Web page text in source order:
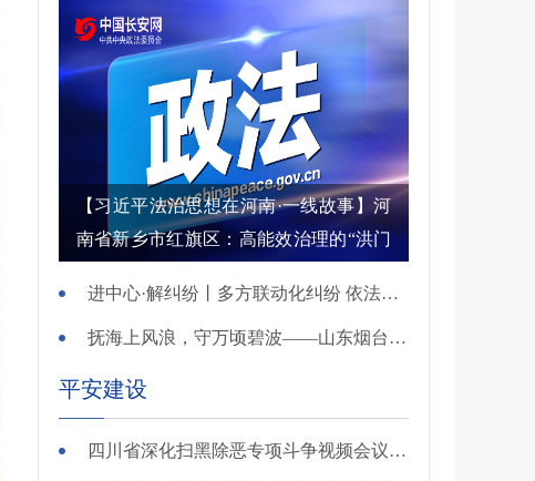
【习近平法治思想在河南·一线故事】河
南省新乡市红旗区：高能效治理的“洪门
进中心·解纠纷丨多方联动化纠纷 依法调解护农耕
抚海上风浪，守万顷碧波——山东烟台把矛盾化解在微澜未起时
平安建设
四川省深化扫黑除恶专项斗争视频会议召开 于立军出席并讲话